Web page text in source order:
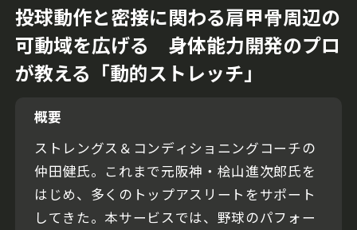
投球動作と密接に関わる肩甲骨周辺の
可動域を広げる 身体能力開発のプロ
が教える「動的ストレッチ」
概要
ストレングス＆コンディショニングコーチの
仲田健氏。これまで元阪神・桧山進次郎氏を
はじめ、多くのトップアスリートをサポート
してきた。本サービスでは、野球のパフォー